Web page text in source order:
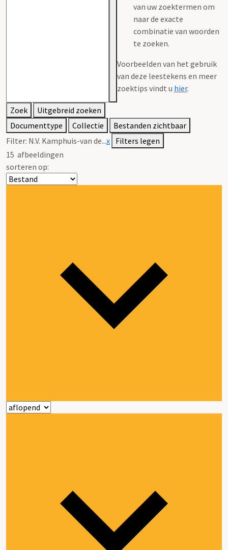
van uw zoektermen om
naar de exacte
combinatie van woorden
te zoeken.
Voorbeelden van het gebruik
van deze leestekens en meer
zoektips vindt u hier.
Zoek
Uitgebreid zoeken
Documenttype
Collectie
Bestanden zichtbaar
Filter: N.V. Kamphuis-van de...x Filters legen
15 afbeeldingen
sorteren op: